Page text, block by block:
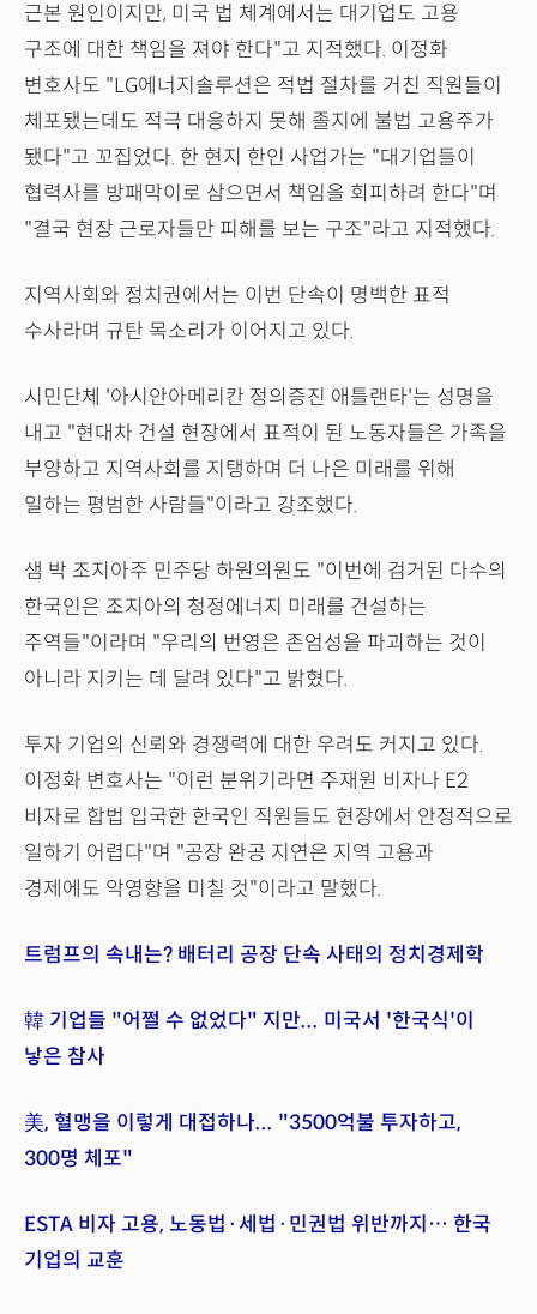
근본 원인이지만, 미국 법 체계에서는 대기업도 고용
구조에 대한 책임을 져야 한다"고 지적했다. 이정화
변호사도 "LG에너지솔루션은 적법 절차를 거친 직원들이
체포됐는데도 적극 대응하지 못해 졸지에 불법 고용주가
됐다"고 꼬집었다. 한 현지 한인 사업가는 "대기업들이
협력사를 방패막이로 삼으면서 책임을 회피하려 한다"며
"결국 현장 근로자들만 피해를 보는 구조"라고 지적했다.
지역사회와 정치권에서는 이번 단속이 명백한 표적
수사라며 규탄 목소리가 이어지고 있다.
시민단체 '아시안아메리칸 정의증진 애틀랜타'는 성명을
내고 "현대차 건설 현장에서 표적이 된 노동자들은 가족을
부양하고 지역사회를 지탱하며 더 나은 미래를 위해
일하는 평범한 사람들"이라고 강조했다.
샘 박 조지아주 민주당 하원의원도 "이번에 검거된 다수의
한국인은 조지아의 청정에너지 미래를 건설하는
주역들"이라며 "우리의 번영은 존엄성을 파괴하는 것이
아니라 지키는 데 달려 있다"고 밝혔다.
투자 기업의 신뢰와 경쟁력에 대한 우려도 커지고 있다.
이정화 변호사는 "이런 분위기라면 주재원 비자나 E2
비자로 합법 입국한 한국인 직원들도 현장에서 안정적으로
일하기 어렵다"며 "공장 완공 지연은 지역 고용과
경제에도 악영향을 미칠 것"이라고 말했다.
트럼프의 속내는? 배터리 공장 단속 사태의 정치경제학
韓 기업들 "어쩔 수 없었다" 지만... 미국서 '한국식'이
낳은 참사
美, 혈맹을 이렇게 대접하나... "3500억불 투자하고,
300명 체포"
ESTA 비자 고용, 노동법·세법·민권법 위반까지… 한국
기업의 교훈